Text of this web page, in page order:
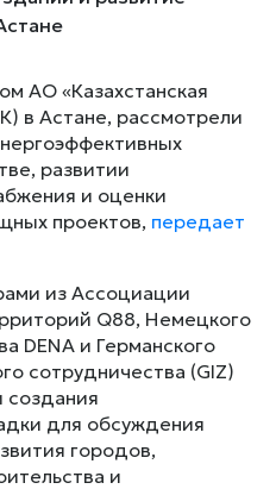
АО «Казахстанская
в Астане, рассмотрели
развитии
и оценки
проектов, передает
из Ассоциации
Q88, Немецкого
DENA и Германского
сотрудничества (GIZ)
создания
для обсуждения
городов,
и